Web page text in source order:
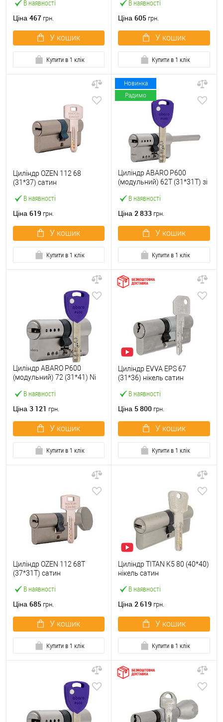
В наявності
Ціна 467 грн.
У кошик
Купити в 1 клік
В наявності
Ціна 605 грн.
У кошик
Купити в 1 клік
В наявності
Циліндр OZEN 112 68
(31*37) сатин
Ціна 619 грн.
У кошик
Купити в 1 клік
Новинка
Радимо
В наявності
Циліндр ABARO P600
(модульний) 62T (31*31T) зі
ключів
Ціна 2 833 грн.
У кошик
Купити в 1 клік
В наявності
Циліндр ABARO P600
(модульний) 72 (31*41) Ni
Ціна 3 121 грн.
У кошик
Купити в 1 клік
В наявності
Циліндр EVVA EPS 67
(31*36) нікель сатин
Ціна 5 800 грн.
У кошик
Купити в 1 клік
В наявності
Циліндр OZEN 112 68T
(37*31T) сатин
Ціна 685 грн.
У кошик
Купити в 1 клік
В наявності
Циліндр TITAN K5 80 (40*40)
нікель сатин
Ціна 2 619 грн.
У кошик
Купити в 1 клік